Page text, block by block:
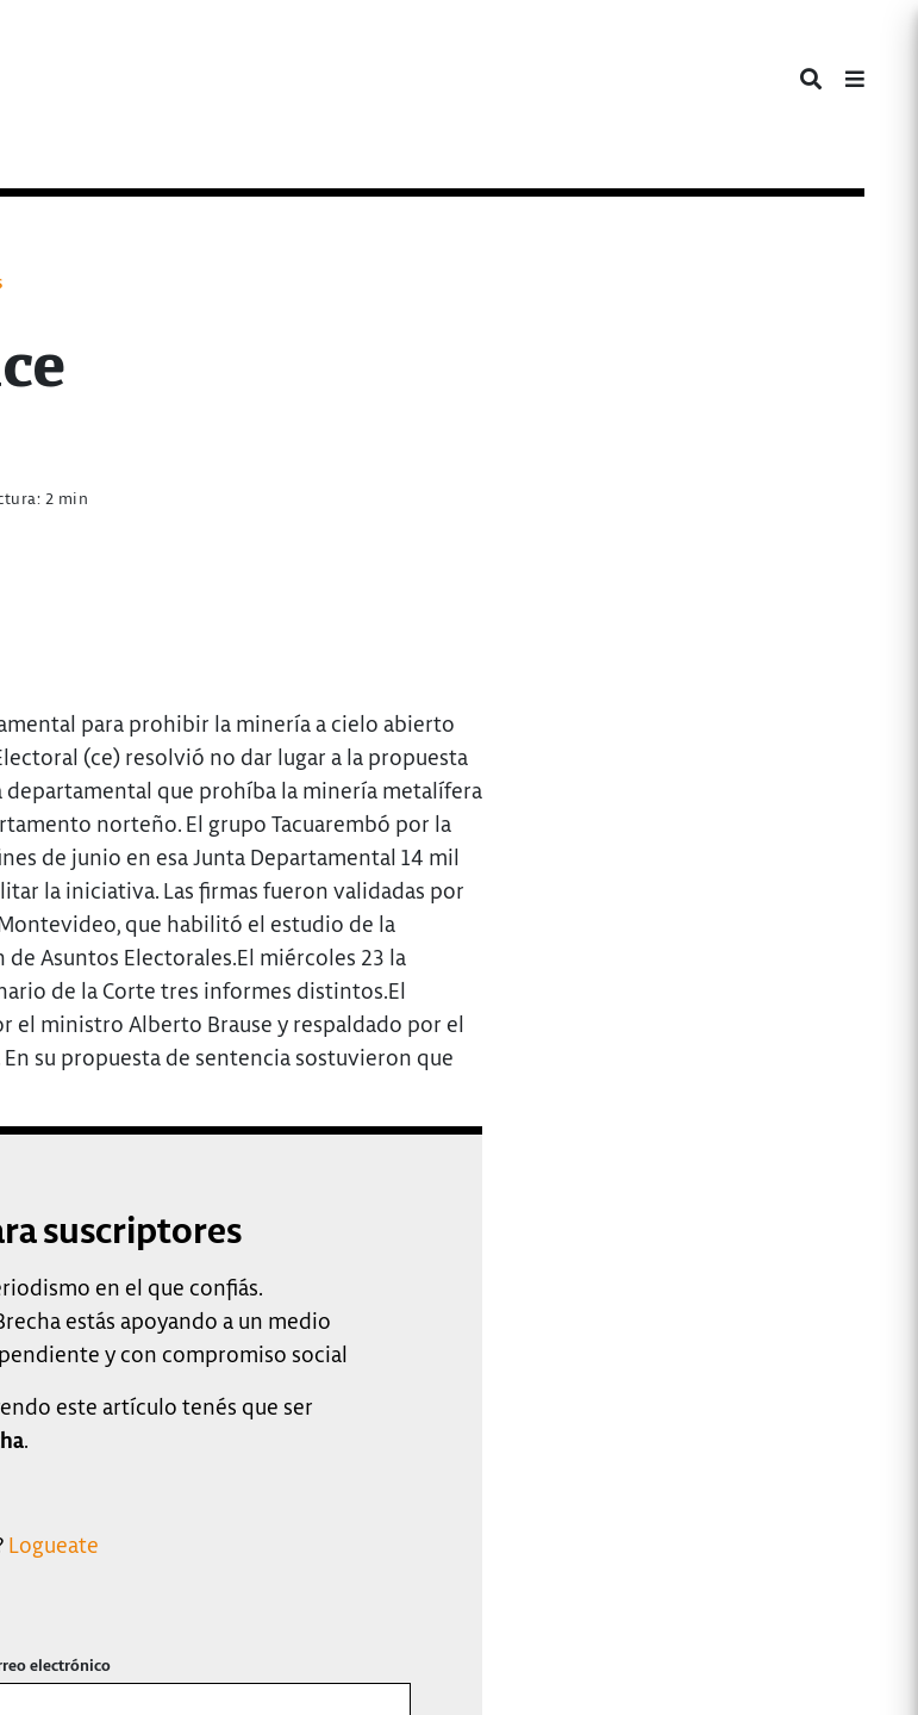
2 min
para prohibir la minería a cielo abierto
(ce) resolvió no dar lugar a la propuesta
que prohíba la minería metalífera
norteño. El grupo Tacuarembó por la
de junio en esa Junta Departamental 14 mil
la iniciativa. Las firmas fueron validadas por
que habilitó el estudio de la
Asuntos Electorales.El miércoles 23 la
de la Corte tres informes distintos.El
el ministro Alberto Brause y respaldado por el
su propuesta de sentencia sostuvieron que
suscriptores
en el que confiás.
estás apoyando a un medio
y con compromiso social
este artículo tenés que ser
.
Logueate
electrónico